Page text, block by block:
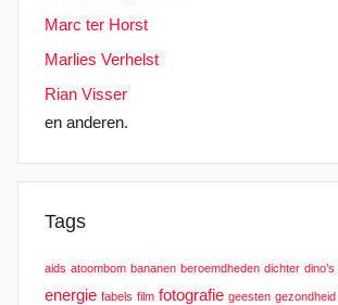
Marc ter Horst
Marlies Verhelst
Rian Visser
en anderen.
Tags
aids atoombom bananen beroemdheden dichter dino’s
energie fabels film fotografie geesten gezondheid